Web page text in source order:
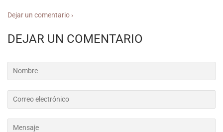
Dejar un comentario ›
DEJAR UN COMENTARIO
Nombre
Correo
electrónico
Mensaje